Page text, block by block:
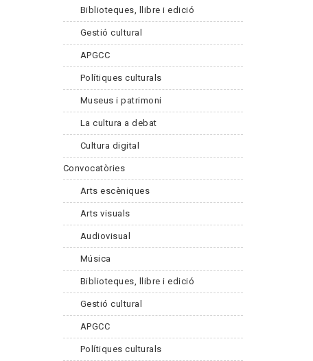
Biblioteques, llibre i edició
Gestió cultural
APGCC
Polítiques culturals
Museus i patrimoni
La cultura a debat
Cultura digital
Convocatòries
Arts escèniques
Arts visuals
Audiovisual
Música
Biblioteques, llibre i edició
Gestió cultural
APGCC
Polítiques culturals